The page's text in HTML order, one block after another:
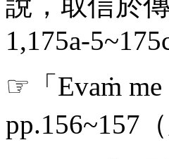
1,175a-5~175
☞「 Evaṁ me
pp.156~157